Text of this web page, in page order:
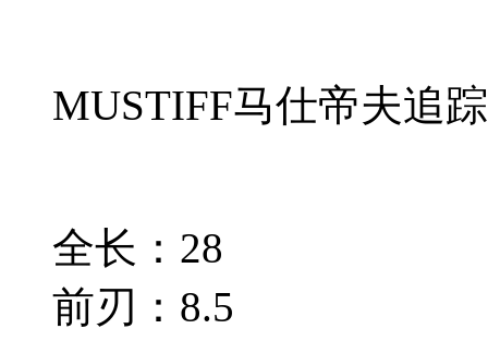
MUSTIFF马仕帝夫追
全长：28
前刃：8.5